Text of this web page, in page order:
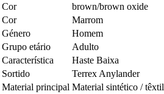
Cor
brown/brown oxide
Cor
Marrom
Género
Homem
Grupo etário
Adulto
Característica
Haste Baixa
Sortido
Terrex Anylander
Material principal Material sintético / têxtil